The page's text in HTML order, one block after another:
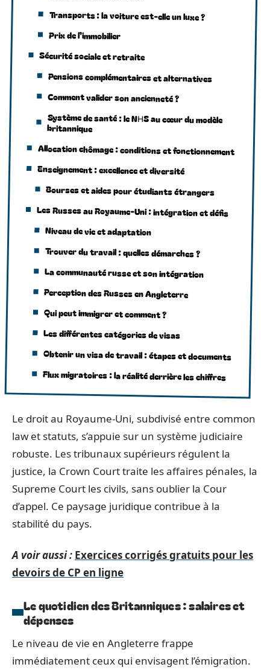
Transports : la voiture est-elle un luxe ?
Prix de l’immobilier
Sécurité sociale et retraite
Pensions complémentaires et alternatives
Comment valider son ancienneté ?
Système de santé : le NHS au cœur du modèle
britannique
Allocation chômage : conditions et fonctionnement
Enseignement : excellence et diversité
Bourses et aides pour étudiants étrangers
Les Russes au Royaume-Uni : intégration et défis
Niveau de vie et adaptation
Trouver du travail : quelles démarches ?
La communauté russe et son intégration
Perception des Russes en Angleterre
Qui peut immigrer et comment ?
Les différentes catégories de visas
Obtenir un visa de travail : étapes et documents
Flux migratoires : la réalité derrière les chiffres
Le droit au Royaume-Uni, subdivisé entre common
law et statuts, s’appuie sur un système judiciaire
robuste. Les tribunaux supérieurs régulent la
justice, la Crown Court traite les affaires pénales, la
Supreme Court les civils, sans oublier la Cour
d’appel. Ce paysage juridique contribue à la
stabilité du pays.
A voir aussi : Exercices corrigés gratuits pour les
devoirs de CP en ligne
Le quotidien des Britanniques : salaires et
dépenses
Le niveau de vie en Angleterre frappe
immédiatement ceux qui envisagent l’émigration.